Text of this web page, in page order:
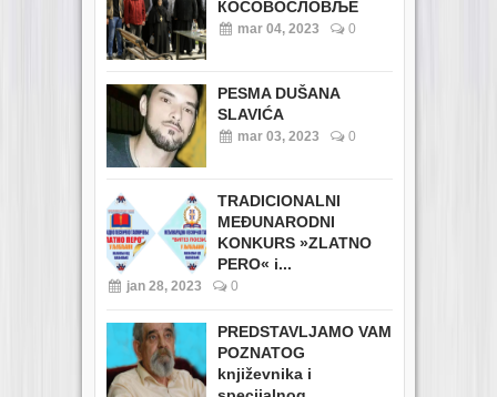
КОСОВОСЛОВЉЕ
mar 04, 2023 0
PESMA DUŠANA
SLAVIĆA
mar 03, 2023 0
TRADICIONALNI
MEĐUNARODNI
KONKURS »ZLATNO
PERO« i...
jan 28, 2023 0
PREDSTAVLJAMO VAM
POZNATOG
književnika i